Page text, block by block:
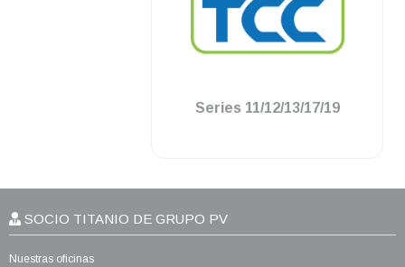
Series 11/12/13/17/19
SOCIO TITANIO DE GRUPO PV
Nuestras oficinas